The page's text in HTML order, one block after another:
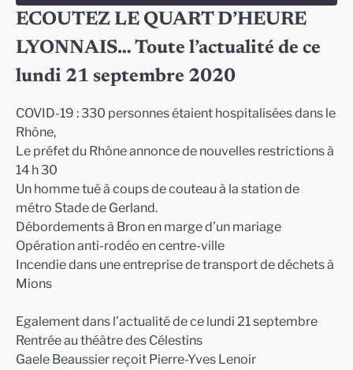
RSS FEED
SHARE
LINK
ECOUTEZ LE QUART D’HEURE
LYONNAIS… Toute l’actualité de ce
lundi 21 septembre 2020
COVID-19 : 330 personnes étaient hospitalisées dans le
Rhône,
Le préfet du Rhône annonce de nouvelles restrictions à
14 h 30
Un homme tué à coups de couteau à la station de
métro Stade de Gerland.
Débordements à Bron en marge d’un mariage
Opération anti-rodéo en centre-ville
Incendie dans une entreprise de transport de déchets à
Mions
Egalement dans l’actualité de ce lundi 21 septembre
Rentrée au théâtre des Célestins
Gaele Beaussier reçoit Pierre-Yves Lenoir